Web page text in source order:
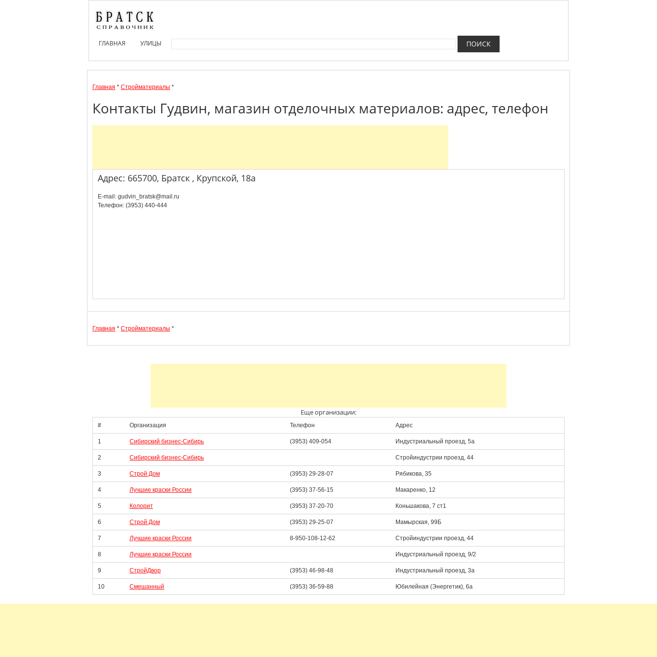
ГЛАВНАЯ УЛИЦЫ
Главная * Стройматериалы *
Контакты Гудвин, магазин отделочных материалов: адрес, телефон
Адрес: 665700, Братск , Крупской, 18а
E-mail: gudvin_bratsk@mail.ru
Телефон: (3953) 440-444
Главная * Стройматериалы *
Еще организации:
# Организация Телефон Адрес
1 Сибирский бизнес-Сибирь (3953) 409-054 Индустриальный проезд, 5а
2 Сибирский бизнес-Сибирь Стройиндустрии проезд, 44
3 Строй Дом (3953) 29-28-07 Рябикова, 35
4 Лучшие краски России (3953) 37-56-15 Макаренко, 12
5 Колорит (3953) 37-20-70 Коньшакова, 7 ст1
6 Строй Дом (3953) 29-25-07 Мамырская, 99Б
7 Лучшие краски России 8-950-108-12-62 Стройиндустрии проезд, 44
8 Лучшие краски России Индустриальный проезд, 9/2
9 СтройДвор (3953) 46-98-48 Индустриальный проезд, 3а
10 Смешанный (3953) 36-59-88 Юбилейная (Энергетик), 6а